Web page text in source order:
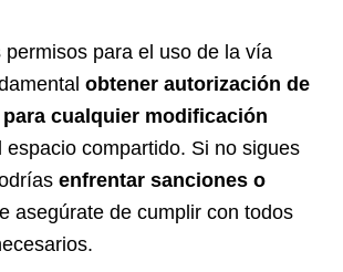
permisos para el uso de la vía
obtener autorización de
para cualquier modificación
espacio compartido. Si no sigues
enfrentar sanciones o
asegúrate de cumplir con todos